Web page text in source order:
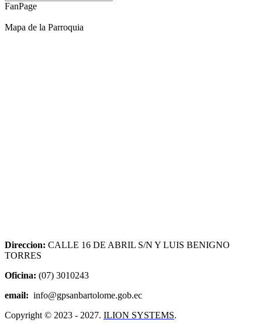
FanPage
Mapa de la Parroquia
Direccion: CALLE 16 DE ABRIL S/N Y LUIS BENIGNO
TORRES
Oficina: (07) 3010243
email: info@gpsanbartolome.gob.ec
Copyright © 2023 - 2027. ILION SYSTEMS.